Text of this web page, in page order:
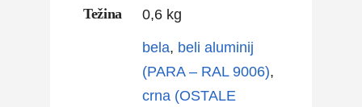
Težina 0,6 kg
bela, beli aluminij
(PARA – RAL 9006),
crna (OSTALE